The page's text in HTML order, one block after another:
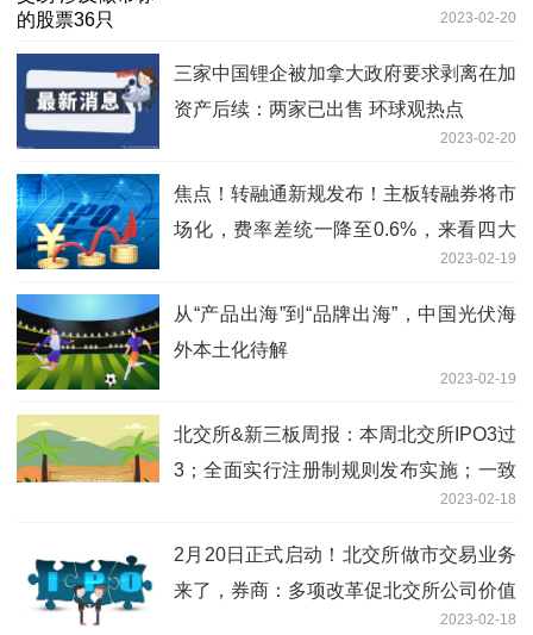
2023-02-20
三家中国锂企被加拿大政府要求剥离在加
资产后续：两家已出售 环球观热点
2023-02-20
焦点！转融通新规发布！主板转融券将市
场化，费率差统一降至0.6%，来看四大
2023-02-19
从“产品出海”到“品牌出海”，中国光伏海
外本土化待解
2023-02-19
北交所&新三板周报：本周北交所IPO3过
3；全面实行注册制规则发布实施；一致
2023-02-18
2月20日正式启动！北交所做市交易业务
来了，券商：多项改革促北交所公司价值
2023-02-18